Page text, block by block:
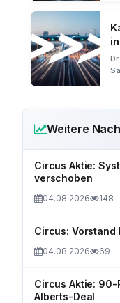
Weitere
Circus Aktie:
verschoben
04.08.2026 148
Circus: Vorstand
04.08.2026 69
Circus Aktie:
Alberts-Deal